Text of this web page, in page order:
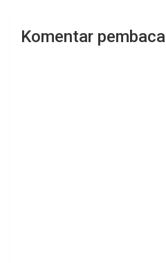
Komentar pembaca